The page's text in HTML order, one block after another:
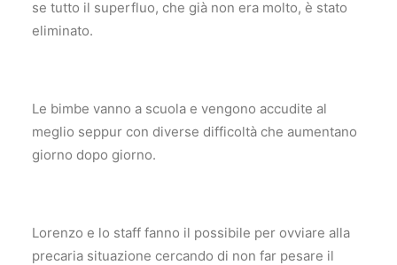
se tutto il superfluo, che già non era molto, è stato
eliminato.
Le bimbe vanno a scuola e vengono accudite al
meglio seppur con diverse difficoltà che aumentano
giorno dopo giorno.
Lorenzo e lo staff fanno il possibile per ovviare alla
precaria situazione cercando di non far pesare il